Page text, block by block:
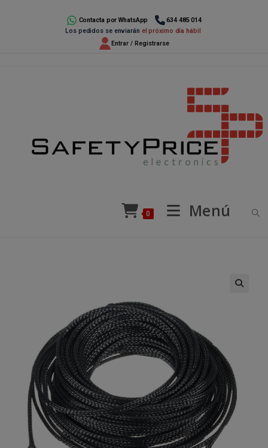
Contacta por WhatsApp
634 485 014
Los pedidos se enviarán el próximo día hábil
Entrar / Registrarse
0 Menú